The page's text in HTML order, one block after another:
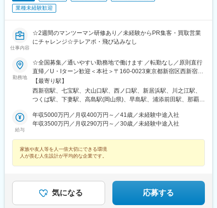
武動物公園駅、上板橋駅、本厚木駅、亀戸水神駅、東千葉駅、高
田駅(神奈川県)、向ケ丘遊園駅、北山田駅(神奈川県)、西武柳沢
駅、川和町駅、雀宮駅、岡本駅(栃木県)、木更津駅、北松戸駅、武
里駅、栗橋駅、樅山駅、湯河原駅、松戸駅、東富岡駅、新鹿沼
駅、楡木駅、原木中山駅、東林間駅、東武宇都宮駅、秩父駅、小
駅、新守谷駅、流山おおたかの森駅、南柏駅、明大前駅、塚原
駅、瀬谷駅、北茅ケ崎駅、千葉ニュータウン中央駅、柏駅、西小
泉駅、公津の杜駅、八街駅、茂原駅、牛浜駅、藤沢駅、雑色駅、
西立川駅、北八王子駅、三鷹駅、曳舟駅、西葛西駅、逗子駅、宮
崎台駅、並木北駅、古淵駅、矢板駅、北真岡駅、伊勢原駅、淵野
港駅(大阪モノレール)、狛江駅、芳賀台駅、学園前駅(奈良県)、上
保原駅、肥後橋駅、下板橋駅、登戸駅、東伏見駅、下総中山駅、
山陽女学園前駅、球場前駅(高知県)、大江橋駅、宇都宮駅東口駅
業種未経験歓迎
仕事内容
☆2週間のマンツーマン研修あり／未経験からPR集客・買取営業
にチャレンジ☆テレアポ・飛び込みなし
勤務地
☆全国募集／通いやすい勤務地で働けます ／転勤なし／原則直行
直帰／U・Iターン歓迎＜本社＞〒160-0023東京都新宿区西新宿五
丁目1番1号 住友不動産新宿ファーストタワー3階※転居を伴う転
勤はありません。■その他勤務地・都内23区、関東のプロジェク
ト先やご希望の全国
【最寄り駅】
西新宿駅、七宝駅、犬山口駅、西ノ口駅、新居浜駅、川之江駅、
つくば駅、下妻駅、高島駅(岡山県)、早島駅、浦添前田駅、那覇空
くりこま高原駅、長町一丁目駅、宇治駅(奈良線)、久津川駅、山城
青谷駅、天ケ瀬駅、有佐駅、吉井駅(群馬県)、前橋大島駅、広駅、
駅(三重県)、三瀬谷駅、南鳥海駅、鶴岡駅、赤湯駅、奈古駅、日野
駅(滋賀県)、堅田駅、近江長岡駅、十文字駅、扇田駅、三ツ境駅、
公園駅、蛍池駅、津久見駅、松浦駅、石橋駅(長崎県)、上田駅、小
作駅、和泉多摩川駅、井荻駅、阿波山川駅、石井駅(徳島県)、南小
松島駅、ゆいの杜東駅、高久駅、五位堂駅、富雄駅、西加積駅、
給与
年収5000万円／月収400万円～／41歳／未経験中途入社
年収3500万円／月収290万円～／30歳／未経験中途入社
家族や友人等を人一倍大切にできる環境
人が羨む人生設計が平均的な企業です。
気になる 応募する